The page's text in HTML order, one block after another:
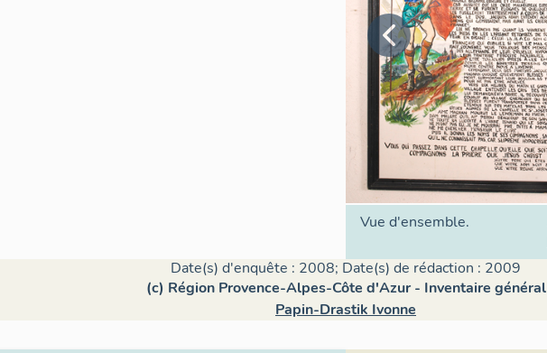
Vue d'ensemble.
Date(s) d'enquête : 2008; Date(s) de rédaction : 2009
(c) Région Provence-Alpes-Côte d'Azur - Inventaire général
Papin-Drastik Ivonne